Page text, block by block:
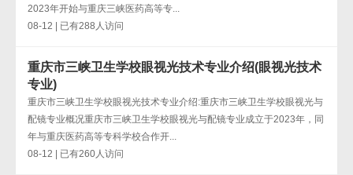
2023年开始与重庆三峡医药高等专...
08-12 | 已有288人访问
重庆市三峡卫生学校眼视光技术专业介绍(眼视光技术
专业)
重庆市三峡卫生学校眼视光技术专业介绍:重庆市三峡卫生学校眼视光与
配镜专业概况重庆市三峡卫生学校眼视光与配镜专业成立于2023年，同
年与重庆医药高等专科学校合作开...
08-12 | 已有260人访问